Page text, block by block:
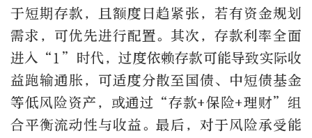
于短期存款，且额度日趋紧张，若有资金规划
需求，可优先进行配置。其次，存款利率全面
进入“1”时代，过度依赖存款可能导致实际收
益跑输通胀，可适度分散至国债、中短债基金
等低风险资产，或通过“存款+保险+理财”组
合平衡流动性与收益。最后，对于风险承受能